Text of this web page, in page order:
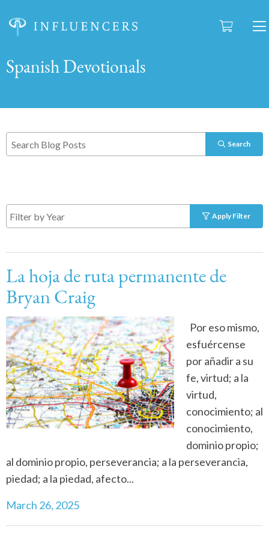
Spanish Devotionals
Search
Apply Filter
La hoja de ruta permanente de
Bryan Craig
Por eso mismo,
esfuércense
por añadir a su
fe, virtud; a la
virtud,
conocimiento; al
conocimiento,
dominio propio;
al dominio propio, perseverancia; a la perseverancia,
piedad; a la piedad, afecto...
March 26, 2025